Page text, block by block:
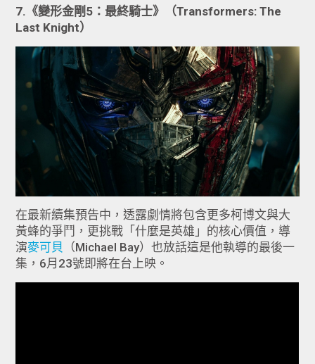
7.《變形金剛5：最終騎士》（Transformers: The
Last Knight）
在最新續集預告中，透露劇情將包含更多柯博文與大
黃蜂的爭鬥，更挑戰「什麼是英雄」的核心價值，導
演麥可貝
（Michael Bay）也放話這是他執導的最後一
集，6月23號即將在台上映。